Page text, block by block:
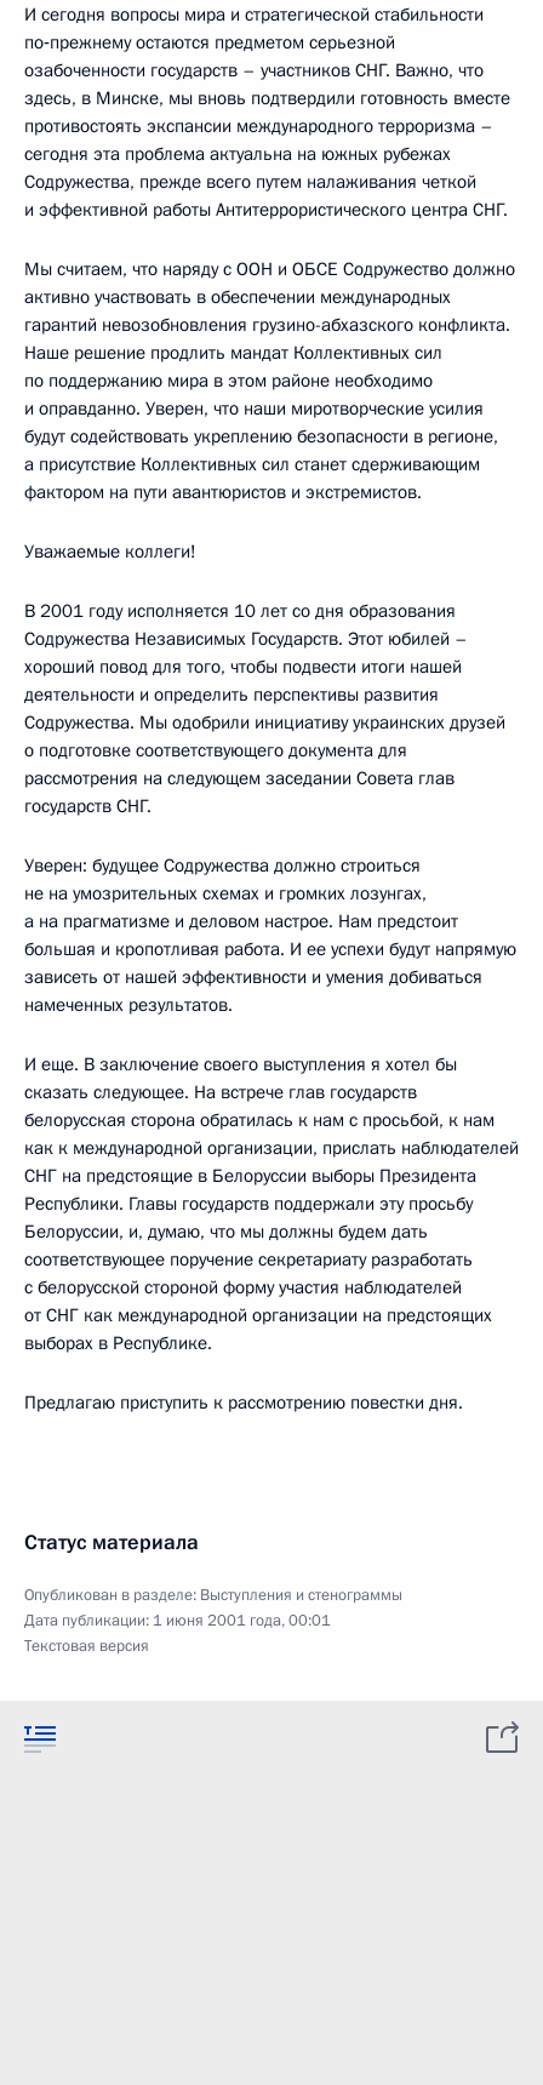
И сегодня вопросы мира и стратегической стабильности
по‑прежнему остаются предметом серьезной
озабоченности государств – участников СНГ. Важно, что
здесь, в Минске, мы вновь подтвердили готовность вместе
противостоять экспансии международного терроризма –
сегодня эта проблема актуальна на южных рубежах
Содружества, прежде всего путем налаживания четкой
и эффективной работы Антитеррористического центра СНГ.
Мы считаем, что наряду с ООН и ОБСЕ Содружество должно
активно участвовать в обеспечении международных
гарантий невозобновления грузино-абхазского конфликта.
Наше решение продлить мандат Коллективных сил
по поддержанию мира в этом районе необходимо
и оправданно. Уверен, что наши миротворческие усилия
будут содействовать укреплению безопасности в регионе,
а присутствие Коллективных сил станет сдерживающим
фактором на пути авантюристов и экстремистов.
Уважаемые коллеги!
В 2001 году исполняется 10 лет со дня образования
Содружества Независимых Государств. Этот юбилей –
хороший повод для того, чтобы подвести итоги нашей
деятельности и определить перспективы развития
Содружества. Мы одобрили инициативу украинских друзей
о подготовке соответствующего документа для
рассмотрения на следующем заседании Совета глав
государств СНГ.
Уверен: будущее Содружества должно строиться
не на умозрительных схемах и громких лозунгах,
а на прагматизме и деловом настрое. Нам предстоит
большая и кропотливая работа. И ее успехи будут напрямую
зависеть от нашей эффективности и умения добиваться
намеченных результатов.
И еще. В заключение своего выступления я хотел бы
сказать следующее. На встрече глав государств
белорусская сторона обратилась к нам с просьбой, к нам
как к международной организации, прислать наблюдателей
СНГ на предстоящие в Белоруссии выборы Президента
Республики. Главы государств поддержали эту просьбу
Белоруссии, и, думаю, что мы должны будем дать
соответствующее поручение секретариату разработать
с белорусской стороной форму участия наблюдателей
от СНГ как международной организации на предстоящих
выборах в Республике.
Предлагаю приступить к рассмотрению повестки дня.
Статус материала
Опубликован в разделе: Выступления и стенограммы
Дата публикации: 1 июня 2001 года, 00:01
Текстовая версия